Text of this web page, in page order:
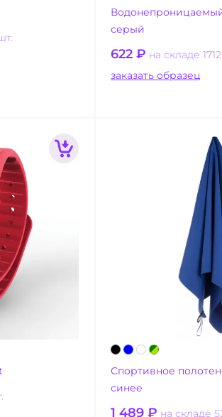
серый
622 ₽ на складе
заказать образец
Спортивное
синее
1 489 ₽ на складе